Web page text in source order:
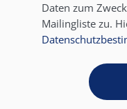
Daten zum Zweck der
Mailingliste zu.